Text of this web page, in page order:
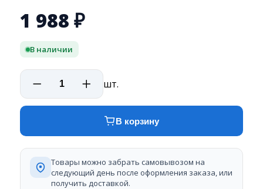
1 988 ₽
В наличии
шт.
В корзину
Товары можно забрать самовывозом на
следующий день после оформления заказа, или
получить доставкой.